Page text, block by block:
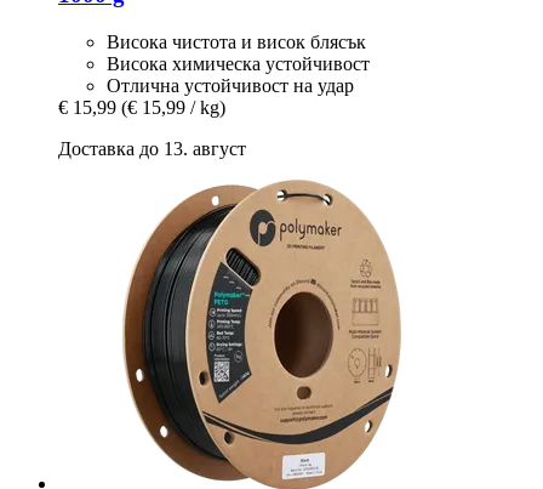
Висока чистота и висок блясък
Висока химическа устойчивост
Отлична устойчивост на удар
€ 15,99 (€ 15,99 / kg)
Доставка до 13. август